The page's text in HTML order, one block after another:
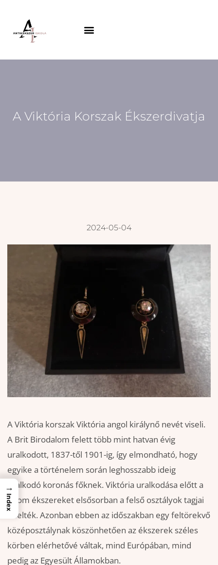
content
A Viktória Korszak Ékszerdivatja
2024-05-04
A Viktória korszak Viktória angol királynő nevét viseli.
A Brit Birodalom felett több mint hatvan évig
uralkodott, 1837-től 1901-ig, így elmondható, hogy
egyike a történelem során leghosszabb ideig
uralkodó koronás főknek. Viktória uralkodása előtt a
finom ékszereket elsősorban a felső osztályok tagjai
viselték. Azonban ebben az időszakban egy feltörekvő
középosztálynak köszönhetően az ékszerek széles
körben elérhetővé váltak, mind Európában, mind
pedig az Egyesült Államokban.
→
Index